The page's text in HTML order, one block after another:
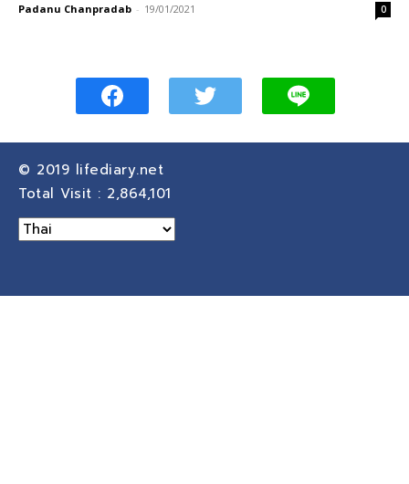
Padanu Chanpradab - 19/01/2021 0
© 2019 lifediary.net
Total Visit : 2,864,101